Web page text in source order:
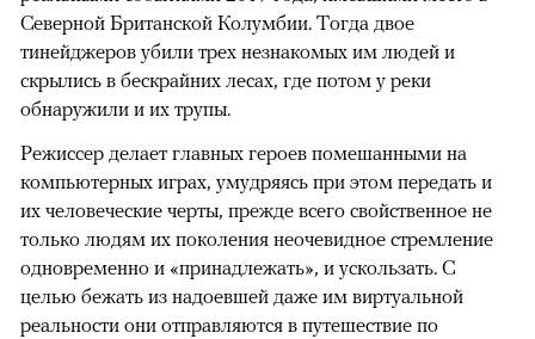
Северной Британской Колумбии. Тогда двое
тинейджеров убили трех незнакомых им людей и
скрылись в бескрайних лесах, где потом у реки
обнаружили и их трупы.
Режиссер делает главных героев помешанными на
компьютерных играх, умудряясь при этом передать и
их человеческие черты, прежде всего свойственное не
только людям их поколения неочевидное стремление
одновременно и «принадлежать», и ускользать. С
целью бежать из надоевшей даже им виртуальной
реальности они отправляются в путешествие по